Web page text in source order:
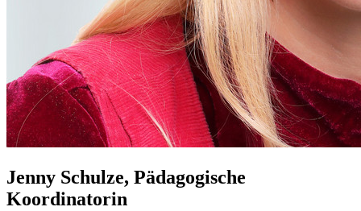
Jenny Schulze, Pädagogische
Koordinatorin